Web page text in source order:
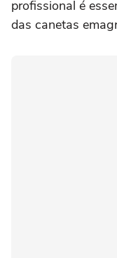
profissional é
das canetas